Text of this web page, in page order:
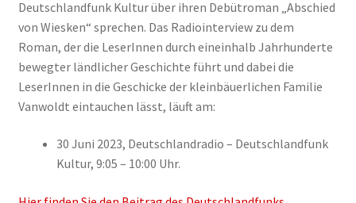
Deutschlandfunk Kultur über ihren Debütroman „Abschied
von Wiesken“ sprechen. Das Radiointerview zu dem
Roman, der die LeserInnen durch eineinhalb Jahrhunderte
bewegter ländlicher Geschichte führt und dabei die
LeserInnen in die Geschicke der kleinbäuerlichen Familie
Vanwoldt eintauchen lässt, läuft am:
30 Juni 2023, Deutschlandradio – Deutschlandfunk
Kultur, 9:05 – 10:00 Uhr.